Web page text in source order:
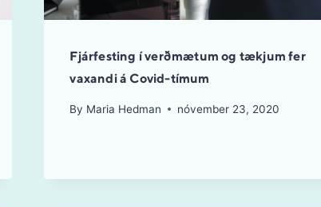
Fjárfesting í verðmætum og tækjum fer
vaxandi á Covid-tímum
By Maria Hedman nóvember 23, 2020